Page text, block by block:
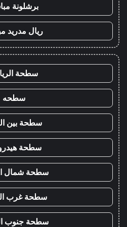
برشلونة
ريال مدريد
سطحة
سطحه
سطحة بين
سطحة
سطحة شمال
سطحة غرب
سطحة جنوب